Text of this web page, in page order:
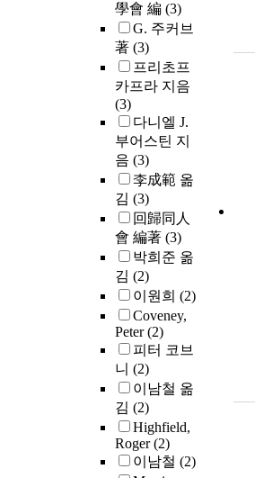
學會 編 (3)
G. 주커브
著 (3)
프리초프
카프라 지음
(3)
다니엘 J.
부어스틴 지
음 (3)
李成範 옮
김 (3)
回歸同人
會 編著 (3)
박희준 옮
김 (2)
이원희 (2)
Coveney,
Peter(2)
피터 코브
니 (2)
이남철 옮
김 (2)
Highfield,
Roger(2)
이남철 (2)